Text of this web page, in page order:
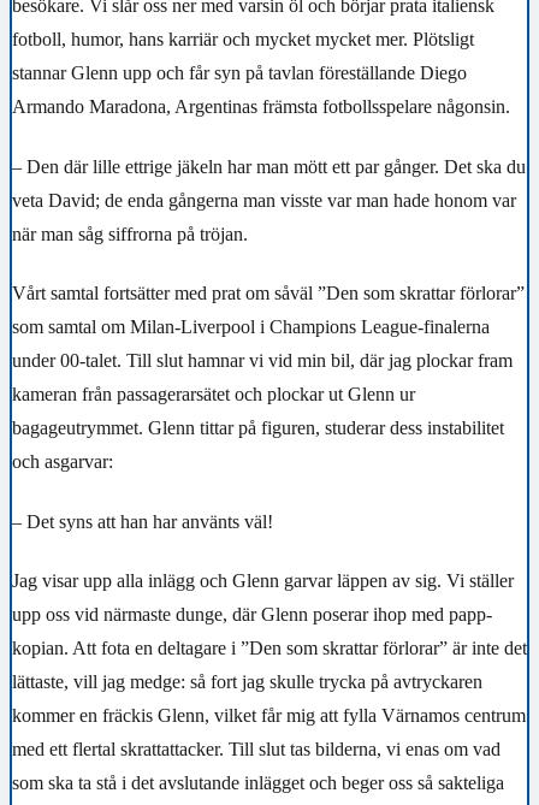
besökare. Vi slår oss ner med varsin öl och börjar prata italiensk
fotboll, humor, hans karriär och mycket mycket mer. Plötsligt
stannar Glenn upp och får syn på tavlan föreställande Diego
Armando Maradona, Argentinas främsta fotbollsspelare någonsin.
– Den där lille ettrige jäkeln har man mött ett par gånger. Det ska du
veta David; de enda gångerna man visste var man hade honom var
när man såg siffrorna på tröjan.
Vårt samtal fortsätter med prat om såväl ”Den som skrattar förlorar”
som samtal om Milan-Liverpool i Champions League-finalerna
under 00-talet. Till slut hamnar vi vid min bil, där jag plockar fram
kameran från passagerarsätet och plockar ut Glenn ur
bagageutrymmet. Glenn tittar på figuren, studerar dess instabilitet
och asgarvar:
– Det syns att han har använts väl!
Jag visar upp alla inlägg och Glenn garvar läppen av sig. Vi ställer
upp oss vid närmaste dunge, där Glenn poserar ihop med papp-
kopian. Att fota en deltagare i ”Den som skrattar förlorar” är inte det
lättaste, vill jag medge: så fort jag skulle trycka på avtryckaren
kommer en fräckis Glenn, vilket får mig att fylla Värnamos centrum
med ett flertal skrattattacker. Till slut tas bilderna, vi enas om vad
som ska ta stå i det avslutande inlägget och beger oss så sakteliga